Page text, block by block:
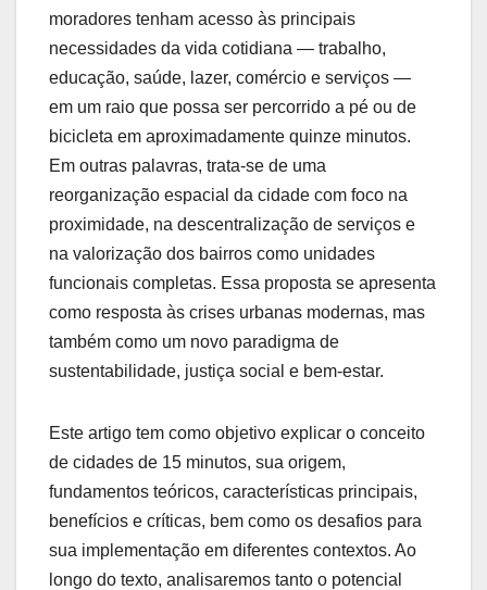
moradores tenham acesso às principais
necessidades da vida cotidiana — trabalho,
educação, saúde, lazer, comércio e serviços —
em um raio que possa ser percorrido a pé ou de
bicicleta em aproximadamente quinze minutos.
Em outras palavras, trata-se de uma
reorganização espacial da cidade com foco na
proximidade, na descentralização de serviços e
na valorização dos bairros como unidades
funcionais completas. Essa proposta se apresenta
como resposta às crises urbanas modernas, mas
também como um novo paradigma de
sustentabilidade, justiça social e bem-estar.
Este artigo tem como objetivo explicar o conceito
de cidades de 15 minutos, sua origem,
fundamentos teóricos, características principais,
benefícios e críticas, bem como os desafios para
sua implementação em diferentes contextos. Ao
longo do texto, analisaremos tanto o potencial